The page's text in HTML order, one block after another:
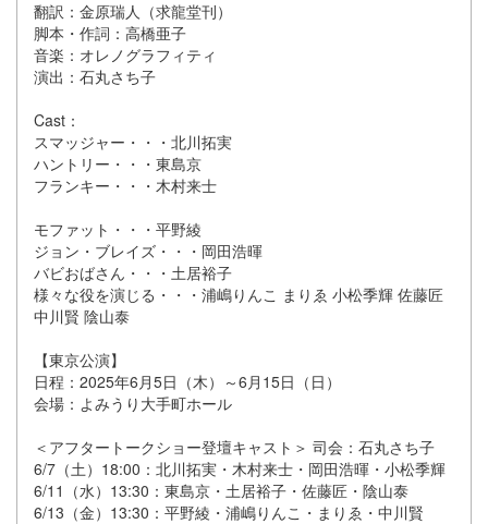
翻訳：金原瑞人（求龍堂刊）
脚本・作詞：高橋亜子
音楽：オレノグラフィティ
演出：石丸さち子
Cast：
スマッジャー・・・北川拓実
ハントリー・・・東島京
フランキー・・・木村来士
モファット・・・平野綾
ジョン・ブレイズ・・・岡田浩暉
バビおばさん・・・土居裕子
様々な役を演じる・・・浦嶋りんこ まりゑ 小松季輝 佐藤匠
中川賢 陰山泰
【東京公演】
日程：2025年6月5日（木）～6月15日（日）
会場：よみうり大手町ホール
＜アフタートークショー登壇キャスト＞ 司会：石丸さち子
6/7（土）18:00：北川拓実・木村来士・岡田浩暉・小松季輝
6/11（水）13:30：東島京・土居裕子・佐藤匠・陰山泰
6/13（金）13:30：平野綾・浦嶋りんこ・まりゑ・中川賢